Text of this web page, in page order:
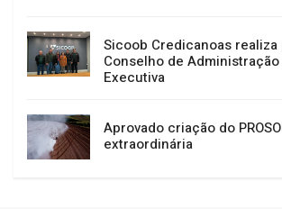
Sicoob Credicanoas
Conselho de
Executiva
Aprovado criação do
extraordinária